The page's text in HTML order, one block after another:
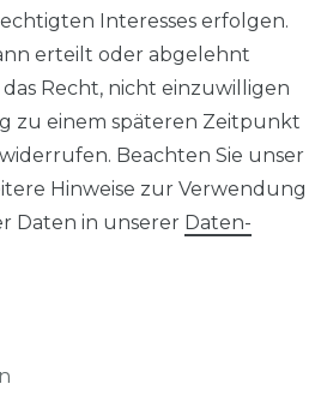
Kontakt
GmbH & Co. KG
by MILLER
| Alle Rechte vorbehalten.
Interesses erfolgen.
erteilt oder abgelehnt
Recht, nicht einzuwilligen
zu einem späteren Zeitpunkt
Beachten Sie unser
Hinweise zur Verwendung
Daten in unserer Daten­